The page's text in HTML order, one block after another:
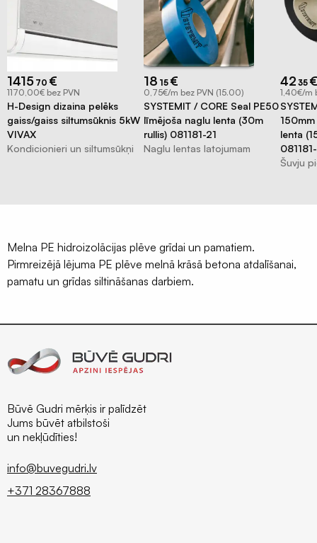
€
1415 70
1170,00€ bez PVN
H-Design dizaina pelēks
gaiss/gaiss siltumsūknis 5kW
VIVAX
Kondicionieri un siltumsūkņi
€
18 15
0,75€/m bez PVN (15.00)
SYSTEMIT / CORE Seal PE50
līmējoša naglu lenta (30m
rullis) 081181-21
Naglu lentas latojumam
€
42 35
1,40€/m
150mm
lenta
Šuvju
Melna PE hidroizolācijas plēve grīdai un pamatiem.
Pirmreizējā lējuma PE plēve melnā krāsā betona atdalīšanai,
pamatu un grīdas siltināšanas darbiem.
Būvē Gudri mērķis ir palīdzēt
Jums būvēt atbilstoši
un nekļūdīties!
info@buvegudri.lv
+371 28367888
Šuvju
pieslēgumu
lentas
Logu
montāžas
lentas
Hidroizolācijas
lentas
Fasādes
EPDM
Naglu
lentas
Palīgmateriāli
Montāžu
pieslēgumu
Gruntis
virsmu
stiprināšanai
Grauzēju
un